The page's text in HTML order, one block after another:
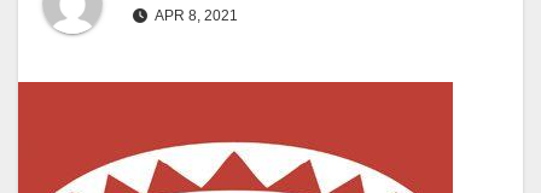
APR 8, 2021